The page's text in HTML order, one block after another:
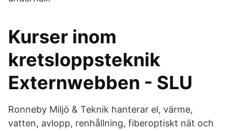
Kurser inom
kretsloppsteknik
Externwebben - SLU
Ronneby Miljö & Teknik hanterar el, värme,
vatten, avlopp, renhållning, fiberoptiskt nät och